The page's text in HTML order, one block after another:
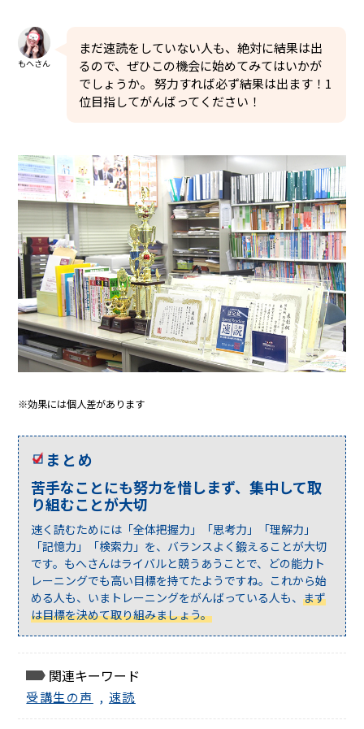
もへさん
まだ速読をしていない人も、絶対に結果は出
るので、ぜひこの機会に始めてみてはいかが
でしょうか。 努力すれば必ず結果は出ます！1
位目指してがんばってください！
※効果には個人差があります
まとめ
苦手なことにも努力を惜しまず、集中して取
り組むことが大切
速く読むためには「全体把握力」「思考力」「理解力」
「記憶力」「検索力」を、バランスよく鍛えることが大切
です。もへさんはライバルと競うあうことで、どの能力ト
レーニングでも高い目標を持てたようですね。これから始
める人も、いまトレーニングをがんばっている人も、まず
は目標を決めて取り組みましょう。
関連キーワード
受講生の声 , 速読